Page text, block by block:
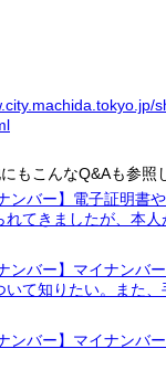
もこんなQ&Aも参照
バー】電子証明書
てきましたが、本
バー】マイナンバ
いて知りたい。また
バー】マイナンバ